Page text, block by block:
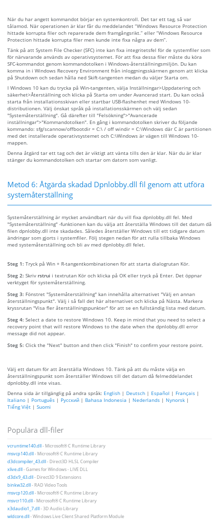
När du har angett kommandot börjar en systemkontroll. Det tar ett tag, så var
tålamod. När operationen är klar får du meddelandet “Windows Resource Protection
hittade korrupta filer och reparerade dem framgångsrikt.” eller “Windows Resource
Protection hittade korrupta filer men kunde inte fixa några av dem”.
Tänk på att System File Checker (SFC) inte kan fixa integritetsfel för de systemfiler som
för närvarande används av operativsystemet. För att fixa dessa filer måste du köra
SFC-kommandot genom kommandotolken i Windows-återställningsmiljön. Du kan
komma in i Windows Recovery Environment från inloggningsskärmen genom att klicka
på Shutdown och sedan hålla ned Skift-tangenten medan du väljer Starta om.
I Windows 10 kan du trycka på Win-tangenten, välja Inställningar>Uppdatering och
säkerhet>Återställning och klicka på Starta om under Avancerad start. Du kan också
starta från installationsskivan eller startbar USB-flashenhet med Windows 10-
distributionen. Välj önskat språk på installationsskärmen och välj sedan
"Systemåterställning". Gå därefter till "Felsökning">"Avancerade
inställningar">"Kommandotolken". En gång i kommandotolken skriver du följande
kommando: sfg/scannow/offbootdir = C:\ / off windir = C:\Windows där C är partitionen
med det installerade operativsystemet och C:\Windows är vägen till Windows 10-
mappen.
Denna åtgärd tar ett tag och det är viktigt att vänta tills den är klar. När du är klar
stänger du kommandotolken och startar om datorn som vanligt.
Metod 6: Åtgärda skadad Dpnlobby.dll fil genom att utföra
systemåterställning
Systemåterställning är mycket användbart när du vill fixa dpnlobby.dll fel. Med
"Systemåterställning" -funktionen kan du välja att återställa Windows till det datum då
filen dpnlobby.dll inte skadades. Således återställer Windows till ett tidigare datum
ändringar som gjorts i systemfiler. Följ stegen nedan för att rulla tillbaka Windows
med systemåterställning och bli av med dpnlobby.dll felet.
Steg 1: Tryck på Win + R-tangentkombinationen för att starta dialogrutan Kör.
Steg 2: Skriv rstrui i textrutan Kör och klicka på OK eller tryck på Enter. Det öppnar
verktyget för systemåterställning.
Steg 3: Fönstret "Systemåterställning" kan innehålla alternativet "Välj en annan
återställningspunkt". Välj i så fall det här alternativet och klicka på Nästa. Markera
kryssrutan "Visa fler återställningspunkter" för att se en fullständig lista med datum.
Steg 4: Select a date to restore Windows 10. Keep in mind that you need to select a
recovery point that will restore Windows to the date when the dpnlobby.dll error
message did not appear.
Steg 5: Click the "Next" button and then click "Finish" to confirm your restore point.
Välj ett datum för att återställa Windows 10. Tänk på att du måste välja en
återställningspunkt som återställer Windows till det datum då felmeddelandet
dpnlobby.dll inte visas.
Denna sida är tillgänglig på andra språk: English | Deutsch | Español | Français |
Italiano | Português | Русский | Bahasa Indonesia | Nederlands | Nynorsk |
Tiếng Việt | Suomi
Populära dll-filer
vcruntime140.dll- Microsoft® C Runtime Library
msvcp140.dll- Microsoft® C Runtime Library
d3dcompiler_43.dll- Direct3D HLSL Compiler
xlive.dll- Games for Windows - LIVE DLL
d3dx9_43.dll- Direct3D 9 Extensions
binkw32.dll- RAD Video Tools
msvcp120.dll- Microsoft® C Runtime Library
msvcr110.dll- Microsoft® C Runtime Library
x3daudio1_7.dll- 3D Audio Library
wldcore.dll- Windows Live Client Shared Platform Module